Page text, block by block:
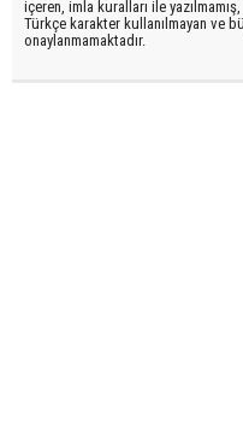
içeren, imla kuralları ile yazılmamış,
Türkçe karakter kullanılmayan ve
onaylanmamaktadır.